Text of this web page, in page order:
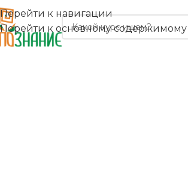
Перейти к навигации
Перейти к основному содержимому